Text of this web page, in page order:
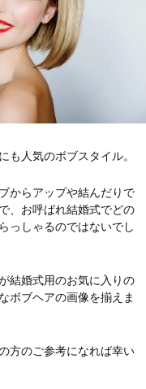
も人気のボブスタイル。
からアップや結んだりで
、お呼ばれ結婚式でどの
っしゃるのではないでし
結婚式用のお気に入りの
ボブヘアの画像を揃えま
方のご参考になれば幸い